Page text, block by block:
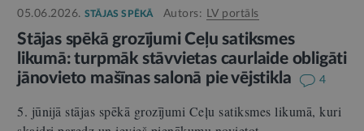
05.06.2026. STĀJAS SPĒKĀ Autors: LV portāls
Stājas spēkā grozījumi Ceļu satiksmes
likumā: turpmāk stāvvietas caurlaide obligāti
jānovieto mašīnas salonā pie vējstikla
4
5. jūnijā stājas spēkā grozījumi Ceļu satiksmes likumā, kuri